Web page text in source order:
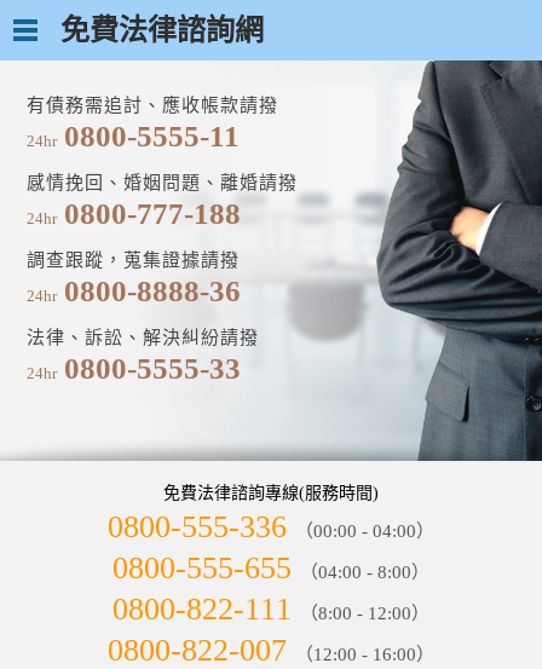
免費法律諮詢網
有債務需追討、應收帳款請撥
24hr 0800-5555-11
感情挽回、婚姻問題、離婚請撥
24hr 0800-777-188
調查跟蹤，蒐集證據請撥
24hr 0800-8888-36
法律、訴訟、解決糾紛請撥
24hr 0800-5555-33
免費法律諮詢專線(服務時間)
0800-555-336 （00:00 - 04:00）
0800-555-655 （04:00 - 8:00）
0800-822-111 （8:00 - 12:00）
0800-822-007 （12:00 - 16:00）